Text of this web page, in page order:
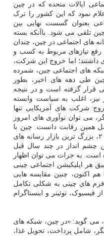
ایالات متحده که در چین
نمود که این کشور را ترک
بعنوان گسست نهایی بین
تلقی می شود. باآنکه بسته
های اجتماعی در چین، چندان
رفع نیازهای مربوط به کسب و
داشتند؛ اما خروج این شرکت،
های اجتماعی چین، شمرده
طی دهه های اخیر، بطور
قرار گرفته است و در نتیجه
اغلب به سیاست وابسته
شرکت های آمریکایی تنها
می توان نوآوری های امروز
همین رقابت دانست. چین با
حدود ۹۲۷ میلیون کاربر در سال ۲۰۲۰، بزرگ ترین بازار رسانه های
چشم انداز در چند سال قبل
به جرات می توان اظهار
هر اپلیکیشن اجتماعی چینی
هم اکنون، چنین مقایسه هایی
های چینی به شکلی تکامل
فیسبوک، توئیتر و اینستاگرام
می گوید: «در چین، شبکه های
شامل پرداخت، تحویل غذا،